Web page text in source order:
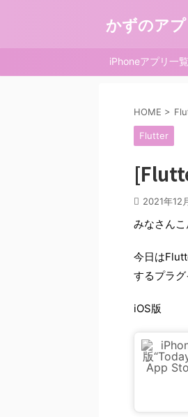
かずのア
iPhoneアプリ一覧
HOME >
Flutter
2021年12
みなさん
今日は
するプラ
iOS版